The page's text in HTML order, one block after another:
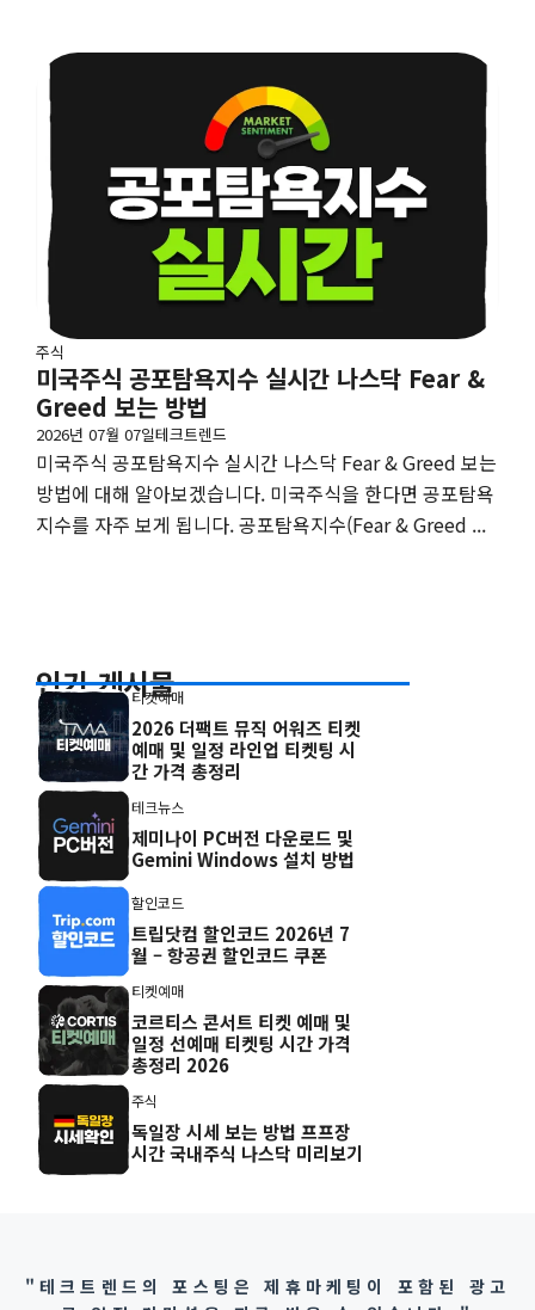
주식
미국주식 공포탐욕지수 실시간 나스닥 Fear &
Greed 보는 방법
2026년 07월 07일테크트렌드
미국주식 공포탐욕지수 실시간 나스닥 Fear & Greed 보는
방법에 대해 알아보겠습니다. 미국주식을 한다면 공포탐욕
지수를 자주 보게 됩니다. 공포탐욕지수(Fear & Greed ...
인기 게시물
티켓예매
2026 더팩트 뮤직 어워즈 티켓
예매 및 일정 라인업 티켓팅 시
간 가격 총정리
테크뉴스
제미나이 PC버전 다운로드 및
Gemini Windows 설치 방법
할인코드
트립닷컴 할인코드 2026년 7
월 – 항공권 할인코드 쿠폰
티켓예매
코르티스 콘서트 티켓 예매 및
일정 선예매 티켓팅 시간 가격
총정리 2026
주식
독일장 시세 보는 방법 프프장
시간 국내주식 나스닥 미리보기
"테크트렌드의 포스팅은 제휴마케팅이 포함된 광고